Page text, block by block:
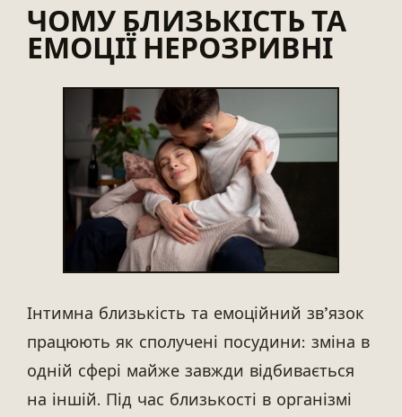
ЧОМУ БЛИЗЬКІСТЬ ТА
ЕМОЦІЇ НЕРОЗРИВНІ
Інтимна близькість та емоційний зв’язок
працюють як сполучені посудини: зміна в
одній сфері майже завжди відбивається
на іншій. Під час близькості в організмі